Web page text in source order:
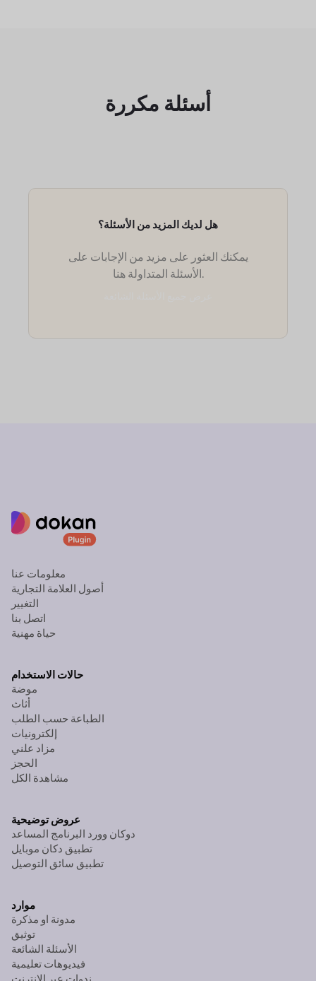
أسئلة مكررة
هل لديك المزيد من الأسئلة؟
يمكنك العثور على مزيد من الإجابات على
الأسئلة المتداولة هنا.
معلومات عنا
أصول العلامة التجارية
التغيير
اتصل بنا
حياة مهنية
حالات الاستخدام
موضة
أثاث
الطباعة حسب الطلب
إلكترونيات
مزاد علني
الحجز
مشاهدة الكل
عروض توضيحية
دوكان وورد البرنامج المساعد
تطبيق دكان موبايل
تطبيق سائق التوصيل
موارد
مدونة او مذكرة
توثيق
الأسئلة الشائعة
فيديوهات تعليمية
ندوات عبر الإنترنت